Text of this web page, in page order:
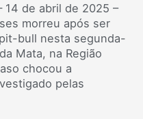
14 de abril de 2025 –
morreu após ser
bull nesta segunda-
Mata, na Região
chocou a
pelas